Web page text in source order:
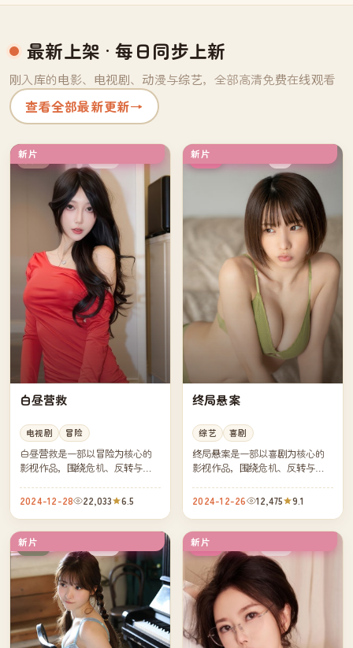
最新上架 · 每日同步上新
刚入库的电影、电视剧、动漫与综艺，全部高清免费在线观看
查看全部最新更新→
新片
英国
白昼营救
电视剧 冒险
白昼营救是一部以冒险为核心的
影视作品，围绕危机、反转与人
得推荐观看。
2024-12-28 22,033 6.5
新片
韩国
终局悬案
综艺 喜剧
终局悬案是一部以喜剧为核心的
影视作品，围绕危机、反转与人
得推荐观看。
2024-12-26 12,475 9.1
新片
日本 新片
韩国